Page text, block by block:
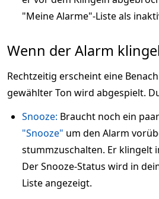
"Meine Alarme"-Liste als
Wenn der Alarm
Rechtzeitig erscheint eine
gewählter Ton wird abgespielt.
Snooze: Braucht noch ein
"Snooze" um den Alarm
stummzuschalten. Er klingelt
Der Snooze-Status wird in
Liste angezeigt.